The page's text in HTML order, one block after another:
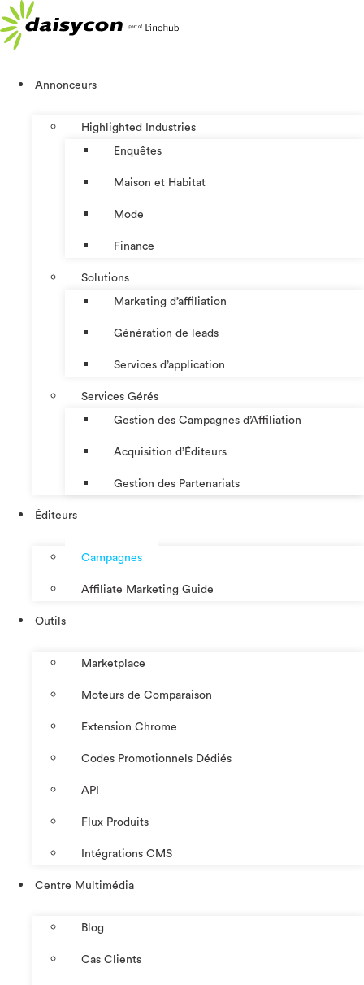
Aller
au
contenu
Annonceurs
Highlighted Industries
Enquêtes
Maison et Habitat
Mode
Finance
Solutions
Marketing d’affiliation
Génération de leads
Services d’application
Services Gérés
Gestion des Campagnes d’Affiliation​
Acquisition d’Éditeurs
Gestion des Partenariats
Éditeurs
Campagnes
Affiliate Marketing Guide
Outils
Marketplace
Moteurs de Comparaison
Extension Chrome
Codes Promotionnels Dédiés
API
Flux Produits
Intégrations CMS
Centre Multimédia
Blog
Cas Clients